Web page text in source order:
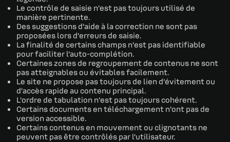
Le contrôle de saisie n’est pas toujours utilisé de
manière pertinente.
Des suggestions d’aide à la correction ne sont pas
proposées lors d’erreurs de saisie.
La finalité de certains champs n’est pas identifiable
pour faciliter l’auto-complétion.
Certaines zones de regroupement de contenus ne sont
pas atteignables ou évitables facilement.
Le site ne propose pas toujours de lien d’évitement ou
d’accès rapide au contenu principal.
L’ordre de tabulation n’est pas toujours cohérent.
Certains documents en téléchargement n’ont pas de
version accessible.
Certains contenus en mouvement ou clignotants ne
peuvent pas être contrôlés par l’utilisateur.